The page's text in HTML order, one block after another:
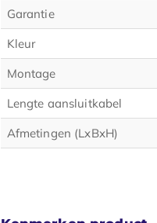
Garantie
Kleur
Montage
Lengte aansluitkabel
Afmetingen (LxBxH)